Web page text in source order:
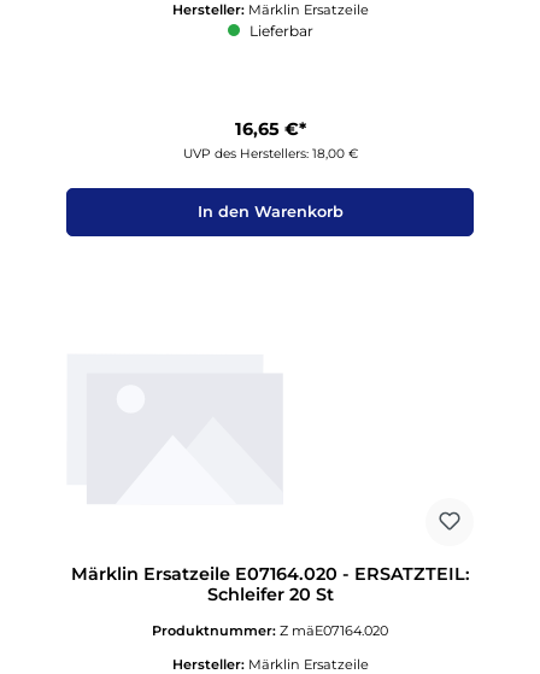
Hersteller: Märklin Ersatzeile
Lieferbar
16,65 €*
UVP des Herstellers: 18,00 €
In den Warenkorb
Märklin Ersatzeile E07164.020 - ERSATZTEIL:
Schleifer 20 St
Produktnummer: Z mäE07164.020
Hersteller: Märklin Ersatzeile